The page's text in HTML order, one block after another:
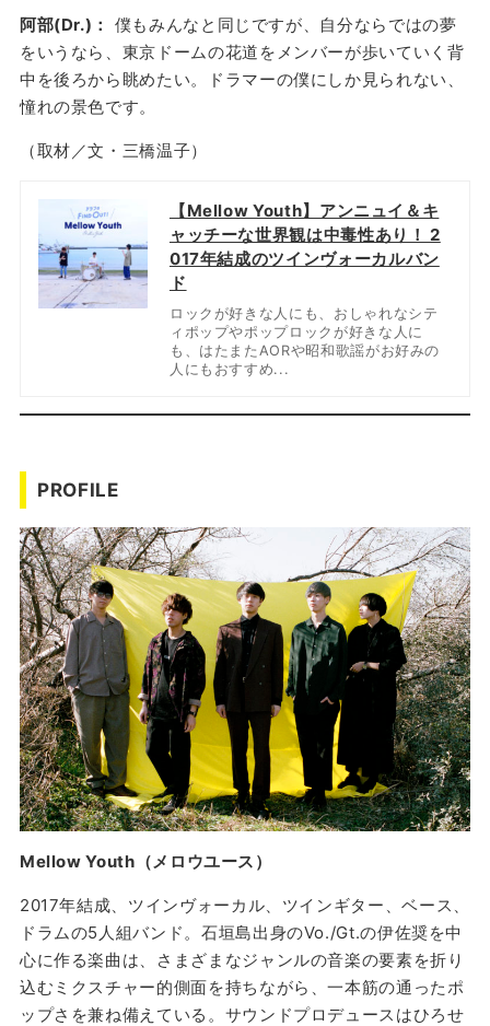
阿部(Dr.)：
僕もみんなと同じですが、自分ならではの夢
をいうなら、東京ドームの花道をメンバーが歩いていく背
中を後ろから眺めたい。ドラマーの僕にしか見られない、
憧れの景色です。
（取材／文・三橋温子）
【Mellow Youth】アンニュイ＆キ
ャッチーな世界観は中毒性あり！ 2
017年結成のツインヴォーカルバン
ド
ロックが好きな人にも、おしゃれなシテ
ィポップやポップロックが好きな人に
も、はたまたAORや昭和歌謡がお好みの
人にもおすすめ...
PROFILE
Mellow Youth（メロウユース）
2017年結成、ツインヴォーカル、ツインギター、ベース、
ドラムの5人組バンド。石垣島出身のVo./Gt.の伊佐奨を中
心に作る楽曲は、さまざまなジャンルの音楽の要素を折り
込むミクスチャー的側面を持ちながら、一本筋の通ったポ
ップさを兼ね備えている。サウンドプロデュースはひろせ